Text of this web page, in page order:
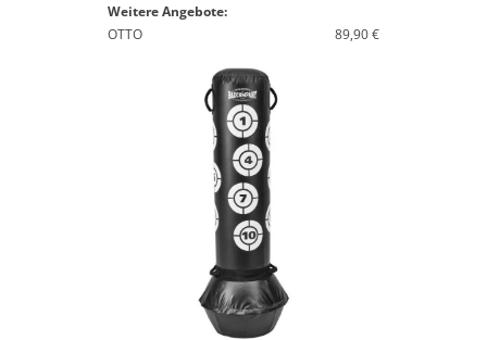
Weitere Angebote:
OTTO
89,90 €